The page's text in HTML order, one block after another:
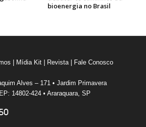
bioenergia no Brasil
Mídia Kit Revista| Fale Conosco
Alves – 171 • Jardim Primavera
14802-424 • Araraquara, SP